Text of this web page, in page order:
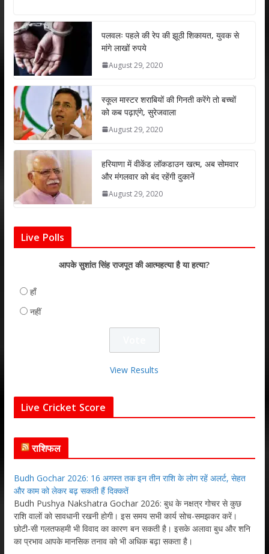
at
s
A
p
p
e
b
o
k
er e
dI
n
l e
पलवलः पहले की रेप की झूठी शिकायत, युवक से
मांगे लाखों रुपये
August 29, 2020
स्कूल मास्टर शराबियों की गिनती करेंगे तो बच्चों
को कब पढ़ाएंगे, सुरेजवाला
August 29, 2020
हरियाणा में वीकेंड लॉकडाउन खत्म, अब सोमवार
और मंगलवार को बंद रहेंगी दुकानें
August 29, 2020
Live Polls
आपके सुशांत सिंह राजपूत की आत्महत्या है या हत्या?
हाँ
नहीं
View Results
Live Cricket Score
राशिफल
Budh Gochar 2026: 16 अगस्त तक इन तीन राशि के लोग रहें अलर्ट, सेहत
और काम को लेकर बढ़ सकती हैं दिक्कतें
Budh Pushya Nakshatra Gochar 2026: बुध के नक्षत्र गोचर से कुछ
राशि वालों को सावधानी रखनी होगी। इस समय सभी कार्य सोच-समझकर करें।
छोटी-सी गलतफहमी भी विवाद का कारण बन सकती है। इसके अलावा बुध और शनि
का प्रभाव आपके मानसिक तनाव को भी अधिक बढ़ा सकता है।